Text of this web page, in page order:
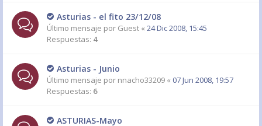
Asturias - el fito 23/12/08
Último mensaje por Guest « 24 Dic 2008, 15:45
Respuestas: 4
Asturias - Junio
Último mensaje por nnacho33209 « 07 Jun 2008, 19:57
Respuestas: 6
ASTURIAS-Mayo